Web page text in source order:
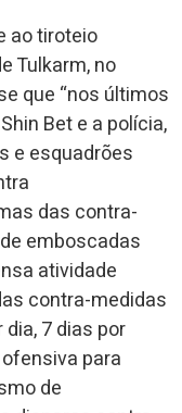
ao tiroteio
Tulkarm, no
que “nos últimos
Bet e a polícia,
e esquadrões
das contra-
emboscadas
atividade
contra-medidas
7 dias por
para
de